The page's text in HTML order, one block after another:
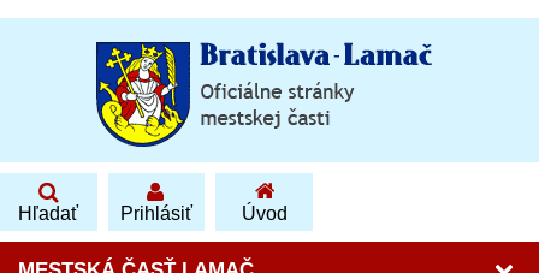
Hľadať Prihlásiť Úvod